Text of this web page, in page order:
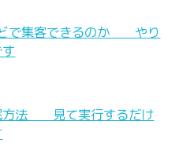
どで集客できるのか やり
方法 見て実行するだけ